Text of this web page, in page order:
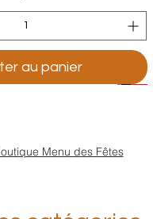
au panier
Menu des Fêtes